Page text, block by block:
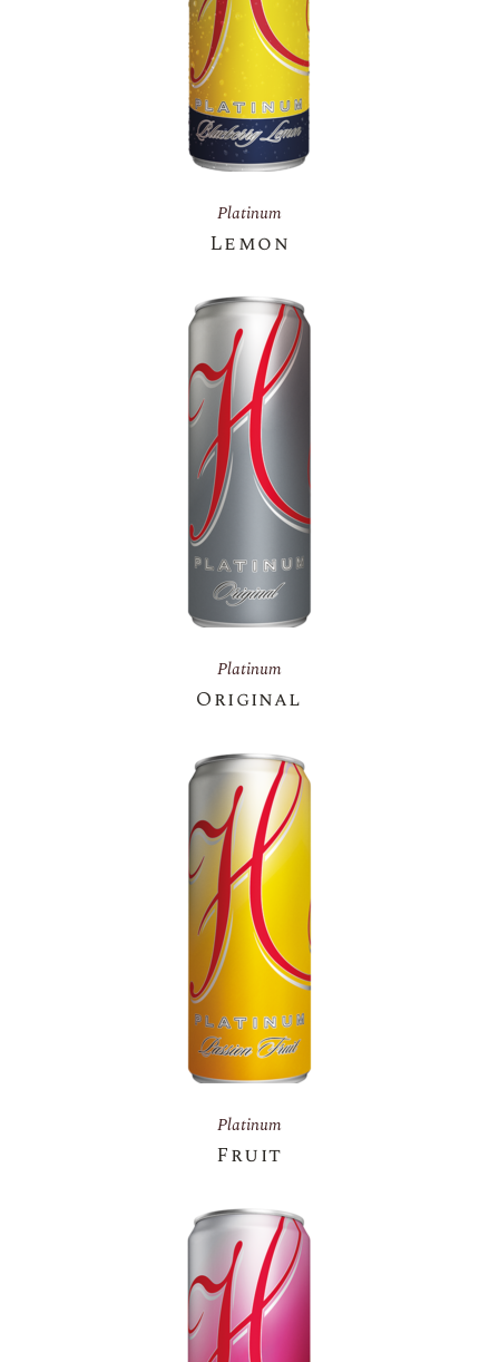
Platinum
Lemon
Platinum
Original
Platinum
Fruit